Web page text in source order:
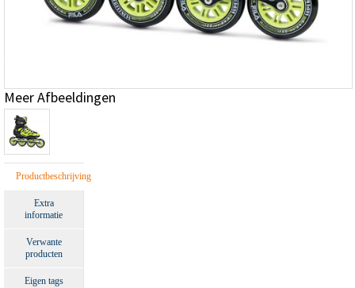
Meer Afbeeldingen
Productbeschrijving
Extra
informatie
Verwante
producten
Eigen tags